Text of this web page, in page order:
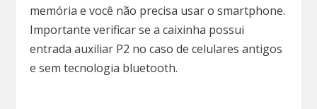
memória e você não precisa usar o smartphone.
Importante verificar se a caixinha possui
entrada auxiliar P2 no caso de celulares antigos
e sem tecnologia bluetooth.